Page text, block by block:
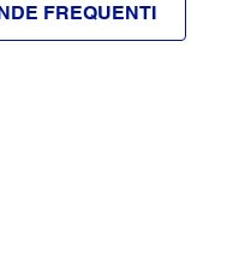
FREQUENTI